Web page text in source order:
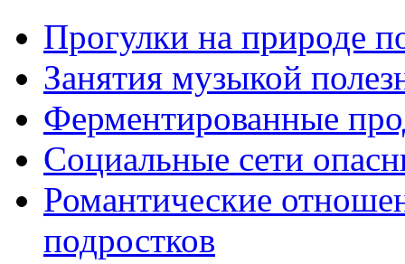
Прогулки на природе
Занятия музыкой
Ферментированные
Социальные сети
Романтические
подростков